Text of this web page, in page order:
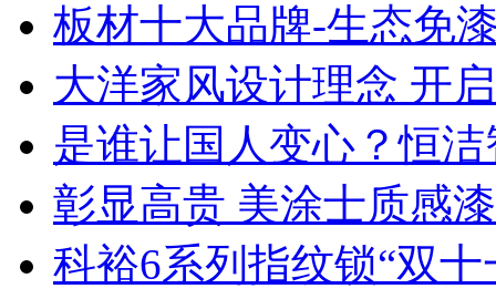
板材十大品牌-生态免
大洋家风设计理念 开
是谁让国人变心？恒
彰显高贵 美涂士质感
科裕6系列指纹锁“双